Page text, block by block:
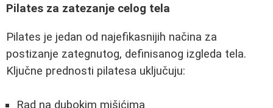
Pilates za zatezanje celog tela
Pilates je jedan od najefikasnijih načina za
postizanje zategnutog, definisanog izgleda tela.
Ključne prednosti pilatesa uključuju:
Rad na dubokim mišićima